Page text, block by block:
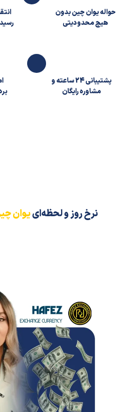
یوان چین بدون
هیچ محدودیتی
انتقال
رسید
پشتیبانی 24 ساعته و
مشاوره رایگان
نرخ روز و لحظه‌اییوان چین